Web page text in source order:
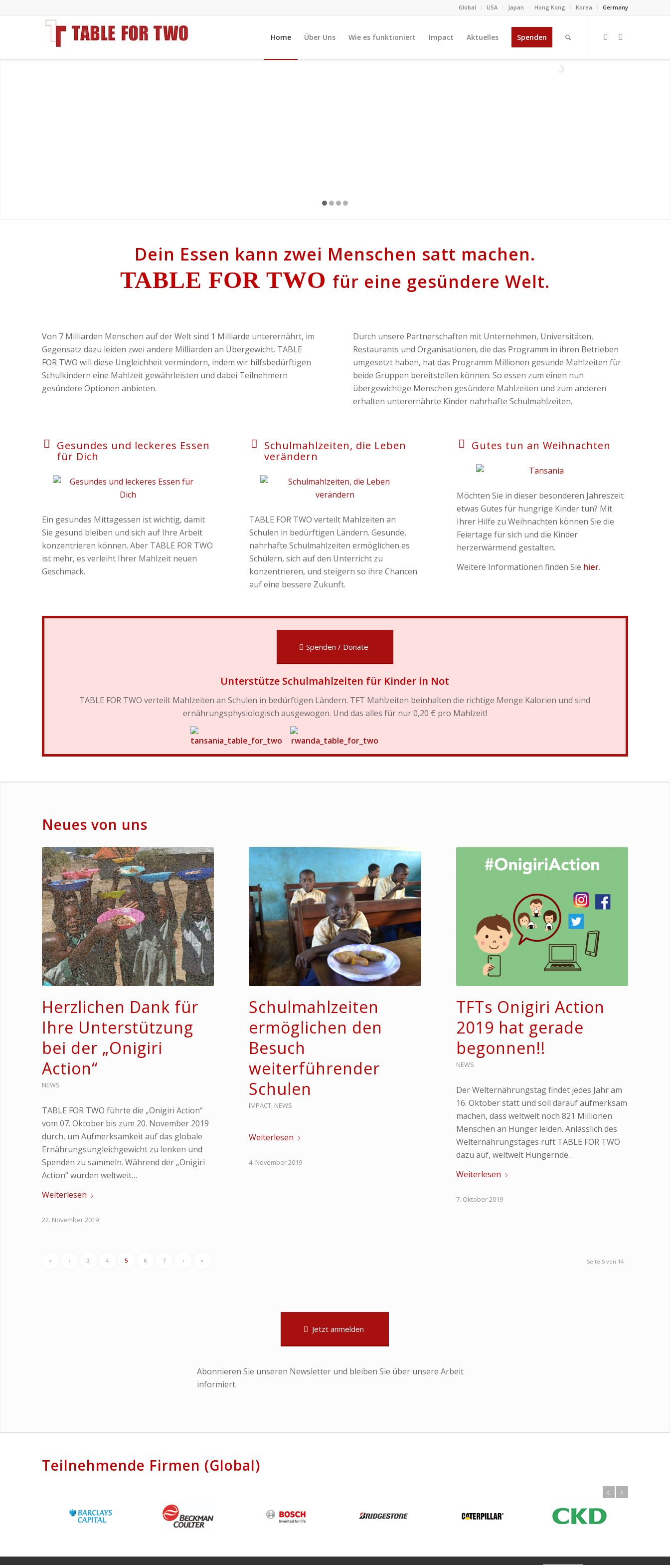
Global USA Japan Hong Kong Korea Germany
Home Über Uns Wie es funktioniert Impact Aktuelles Spenden
Dein Essen kann zwei Menschen satt machen.
TABLE FOR TWO für eine gesündere Welt.
Von 7 Milliarden Menschen auf der Welt sind 1 Milliarde unterernährt, im
Gegensatz dazu leiden zwei andere Milliarden an Übergewicht. TABLE
FOR TWO will diese Ungleichheit vermindern, indem wir hilfsbedürftigen
Schulkindern eine Mahlzeit gewährleisten und dabei Teilnehmern
gesündere Optionen anbieten.
Durch unsere Partnerschaften mit Unternehmen, Universitäten,
Restaurants und Organisationen, die das Programm in ihren Betrieben
umgesetzt haben, hat das Programm Millionen gesunde Mahlzeiten für
beide Gruppen bereitstellen können. So essen zum einen nun
übergewichtige Menschen gesündere Mahlzeiten und zum anderen
erhalten unterernährte Kinder nahrhafte Schulmahlzeiten.
Gesundes und leckeres Essen
für Dich
Ein gesundes Mittagessen ist wichtig, damit
Sie gesund bleiben und sich auf Ihre Arbeit
konzentrieren können. Aber TABLE FOR TWO
ist mehr, es verleiht Ihrer Mahlzeit neuen
Geschmack.
Schulmahlzeiten, die Leben
verändern
TABLE FOR TWO verteilt Mahlzeiten an
Schulen in bedürftigen Ländern. Gesunde,
nahrhafte Schulmahlzeiten ermöglichen es
Schülern, sich auf den Unterricht zu
konzentrieren, und steigern so ihre Chancen
auf eine bessere Zukunft.
Gutes tun an Weihnachten
Möchten Sie in dieser besonderen Jahreszeit
etwas Gutes für hungrige Kinder tun? Mit
Ihrer Hilfe zu Weihnachten können Sie die
Feiertage für sich und die Kinder
herzerwärmend gestalten.
Weitere Informationen finden Sie hier.
Spenden / Donate
Unterstütze Schulmahlzeiten für Kinder in Not
TABLE FOR TWO verteilt Mahlzeiten an Schulen in bedürftigen Ländern. TFT Mahlzeiten beinhalten die richtige Menge Kalorien und sind
ernährungsphysiologisch ausgewogen. Und das alles für nur 0,20 € pro Mahlzeit!
Neues von uns
Herzlichen Dank für
Ihre Unterstützung
bei der „Onigiri
Action“
NEWS
TABLE FOR TWO führte die „Onigiri Action“
vom 07. Oktober bis zum 20. November 2019
durch, um Aufmerksamkeit auf das globale
Ernährungsungleichgewicht zu lenken und
Spenden zu sammeln. Während der „Onigiri
Action“ wurden weltweit…
Weiterlesen
22. November 2019
Schulmahlzeiten
ermöglichen den
Besuch
weiterführender
Schulen
IMPACT, NEWS
Weiterlesen
4. November 2019
TFTs Onigiri Action
2019 hat gerade
begonnen!!
NEWS
Der Welternährungstag findet jedes Jahr am
16. Oktober statt und soll darauf aufmerksam
machen, dass weltweit noch 821 Millionen
Menschen an Hunger leiden. Anlässlich des
Welternährungstages ruft TABLE FOR TWO
dazu auf, weltweit Hungernde…
Weiterlesen
7. Oktober 2019
Seite 5 von 14
« ‹ 3 4 5 6 7 › »
Jetzt anmelden
Abonnieren Sie unseren Newsletter und bleiben Sie über unsere Arbeit
informiert.
Teilnehmende Firmen (Global)